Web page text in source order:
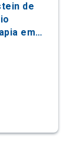
de
em